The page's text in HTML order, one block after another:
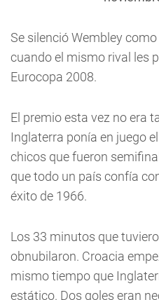
Se silenció Wembley
cuando el mismo rival les
Eurocopa 2008.
El premio esta vez no era
Inglaterra ponía en juego
chicos que fueron
que todo un país confía
éxito de 1966.
Los 33 minutos que
obnubilaron. Croacia
mismo tiempo que
estático. Dos goles eran